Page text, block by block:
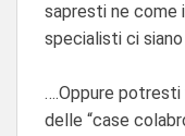
sapresti ne come
specialisti ci
….Oppure potresti
delle “case